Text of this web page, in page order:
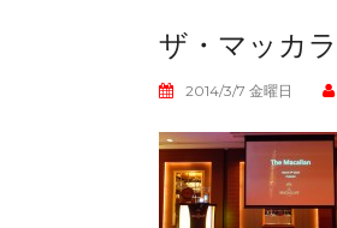
ザ・マッカ
2014/3/7 金曜日